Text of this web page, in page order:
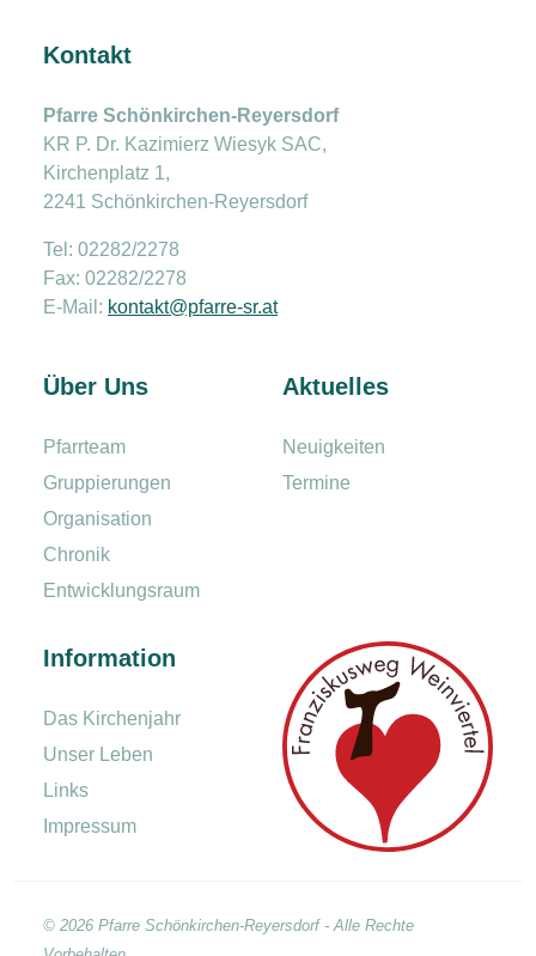
Kontakt
Pfarre Schönkirchen-Reyersdorf
KR P. Dr. Kazimierz Wiesyk SAC,
Kirchenplatz 1,
2241 Schönkirchen-Reyersdorf
Tel: 02282/2278
Fax: 02282/2278
E-Mail: kontakt@pfarre-sr.at
Über Uns
Pfarrteam
Gruppierungen
Organisation
Chronik
Entwicklungsraum
Aktuelles
Neuigkeiten
Termine
Information
Das Kirchenjahr
Unser Leben
Links
Impressum
© 2026 Pfarre Schönkirchen-Reyersdorf - Alle Rechte